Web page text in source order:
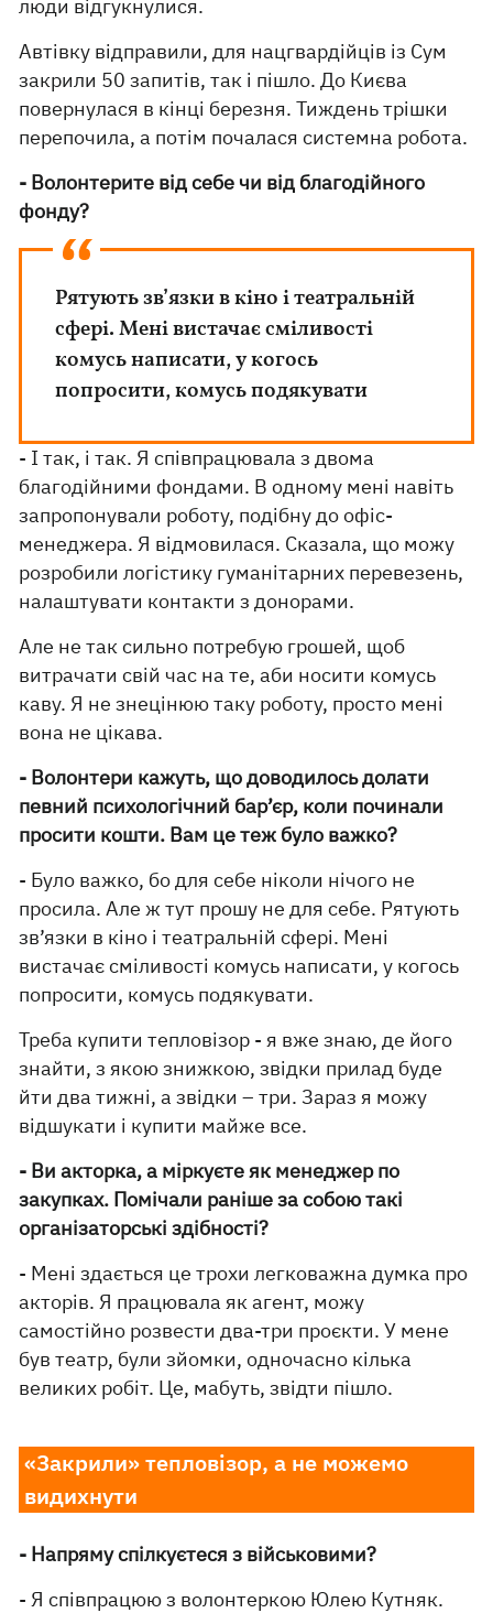
люди відгукнулися.
Автівку відправили, для нацгвардійців із Сум
закрили 50 запитів, так і пішло. До Києва
повернулася в кінці березня. Тиждень трішки
перепочила, а потім почалася системна робота.
- Волонтерите від себе чи від благодійного
фонду?
Рятують зв’язки в кіно і театральній
сфері. Мені вистачає сміливості
комусь написати, у когось
попросити, комусь подякувати
- І так, і так. Я співпрацювала з двома
благодійними фондами. В одному мені навіть
запропонували роботу, подібну до офіс-
менеджера. Я відмовилася. Сказала, що можу
розробили логістику гуманітарних перевезень,
налаштувати контакти з донорами.
Але не так сильно потребую грошей, щоб
витрачати свій час на те, аби носити комусь
каву. Я не знецінюю таку роботу, просто мені
вона не цікава.
- Волонтери кажуть, що доводилось долати
певний психологічний бар’єр, коли починали
просити кошти. Вам це теж було важко?
- Було важко, бо для себе ніколи нічого не
просила. Але ж тут прошу не для себе. Рятують
зв’язки в кіно і театральній сфері. Мені
вистачає сміливості комусь написати, у когось
попросити, комусь подякувати.
Треба купити тепловізор - я вже знаю, де його
знайти, з якою знижкою, звідки прилад буде
йти два тижні, а звідки – три. Зараз я можу
відшукати і купити майже все.
- Ви акторка, а міркуєте як менеджер по
закупках. Помічали раніше за собою такі
організаторські здібності?
- Мені здається це трохи легковажна думка про
акторів. Я працювала як агент, можу
самостійно розвести два-три проєкти. У мене
був театр, були зйомки, одночасно кілька
великих робіт. Це, мабуть, звідти пішло.
«Закрили» тепловізор, а не можемо
видихнути
- Напряму спілкуєтеся з військовими?
- Я співпрацюю з волонтеркою Юлею Кутняк.